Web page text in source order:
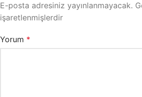
E-posta adresiniz yayınlanmayacak.
işaretlenmişlerdir
Yorum *